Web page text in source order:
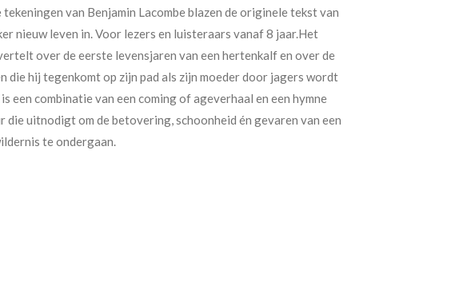
tekeningen van Benjamin Lacombe blazen de originele tekst van
nieuw leven in. Voor lezers en luisteraars vanaf 8 jaar.Het
over de eerste levensjaren van een hertenkalf en over de
die hij tegenkomt op zijn pad als zijn moeder door jagers wordt
een combinatie van een coming of ageverhaal en een hymne
die uitnodigt om de betovering, schoonheid én gevaren van een
te ondergaan.